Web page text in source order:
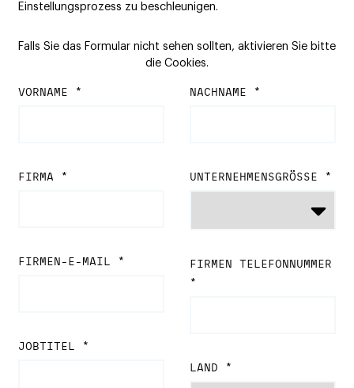
Einstellungsprozess zu beschleunigen.
Falls Sie das Formular nicht sehen sollten, aktivieren Sie bitte
die Cookies.